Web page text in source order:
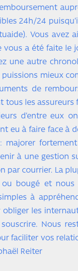
24h/24
Vous avez
a été faite le
une autre
mieux
de
tous les assureurs
d’entre eux
eu à faire face à
majorer
à une gestion
par courrier. La
bougé et nous
à
les
Nous
faciliter vos
Reiter